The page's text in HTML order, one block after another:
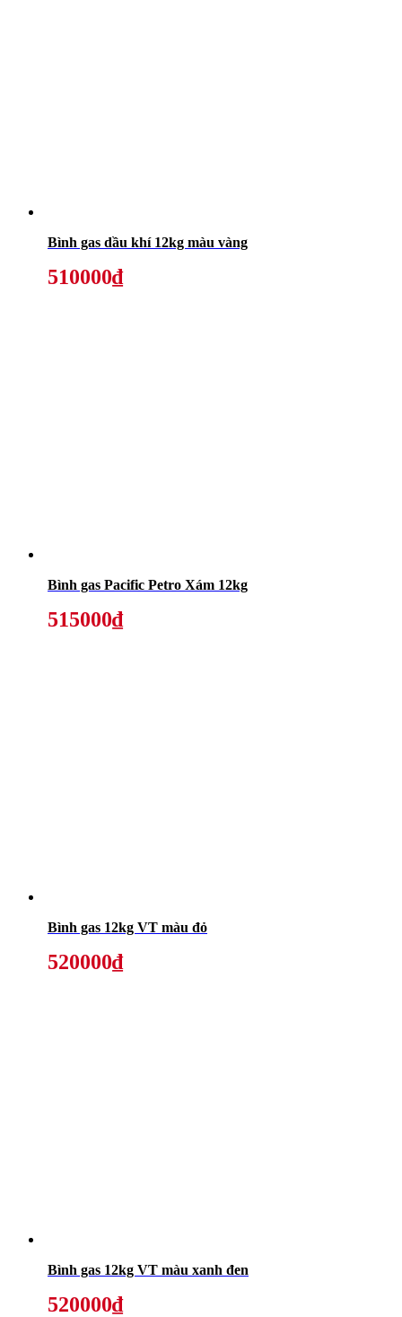
Bình gas dầu khí 12kg màu vàng
510000₫
Bình gas Pacific Petro Xám 12kg
515000₫
Bình gas 12kg VT màu đỏ
520000₫
Bình gas 12kg VT màu xanh đen
520000₫